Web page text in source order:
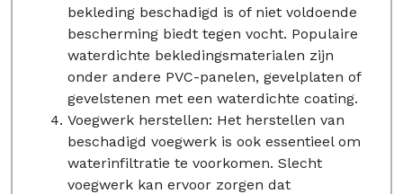
bekleding beschadigd is of niet voldoende
bescherming biedt tegen vocht. Populaire
waterdichte bekledingsmaterialen zijn
onder andere PVC-panelen, gevelplaten of
gevelstenen met een waterdichte coating.
Voegwerk herstellen: Het herstellen van
beschadigd voegwerk is ook essentieel om
waterinfiltratie te voorkomen. Slecht
voegwerk kan ervoor zorgen dat